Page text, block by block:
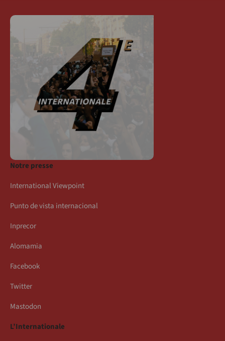
Notre presse
International Viewpoint
Punto de vista internacional
Inprecor
Alomamia
Facebook
Twitter
Mastodon
L’Internationale